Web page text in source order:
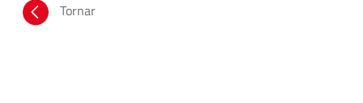
Tornar